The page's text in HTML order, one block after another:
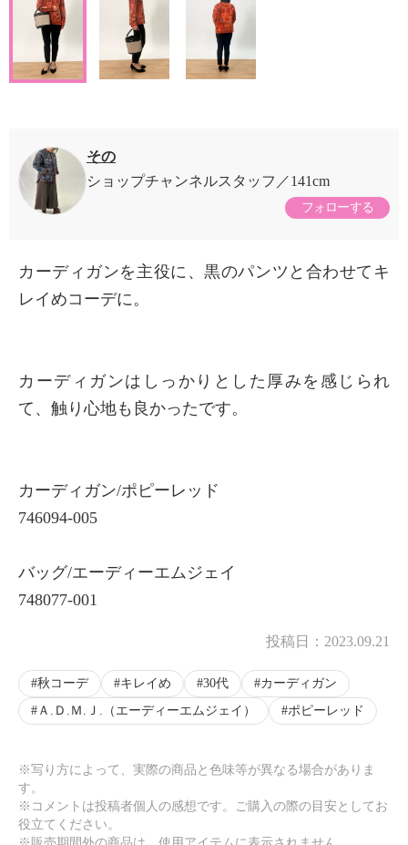
その
ショップチャンネルスタッフ
141cm
フォローする
カーディガンを主役に、黒のパンツと合わせてキ
レイめコーデに。
カーディガンはしっかりとした厚みを感じられ
て、触り心地も良かったです。
カーディガン/ポピーレッド
746094-005
バッグ/エーディーエムジェイ
748077-001
投稿日： 2023.09.21
秋コーデ キレイめ 30代
カーディガン
Ａ.Ｄ.Ｍ.Ｊ.（エーディーエムジェイ）
ポピーレッド
※写り方によって、実際の商品と色味等が異なる場合がありま
す。
※コメントは投稿者個人の感想です。ご購入の際の目安としてお
役立てください。